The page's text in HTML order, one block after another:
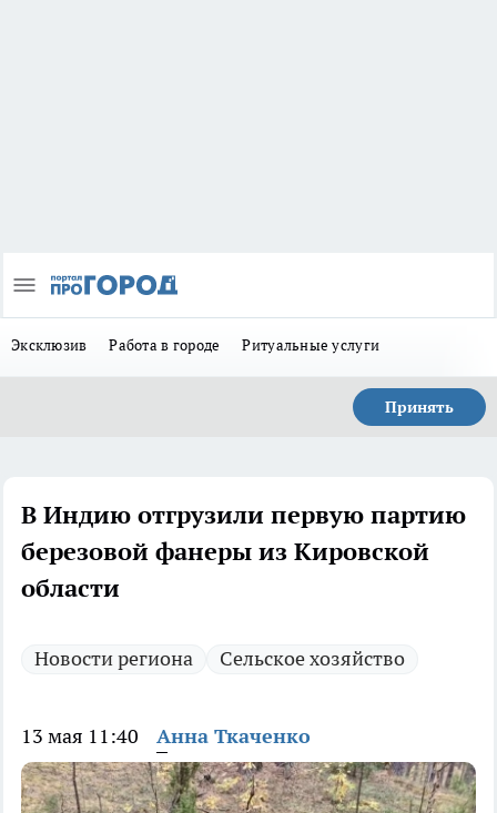
Эксклюзив Работа в городе Ритуальные услуги
Принять
В Индию отгрузили первую партию
березовой фанеры из Кировской
области
Новости региона Сельское хозяйство
13 мая 11:40 Анна Ткаченко